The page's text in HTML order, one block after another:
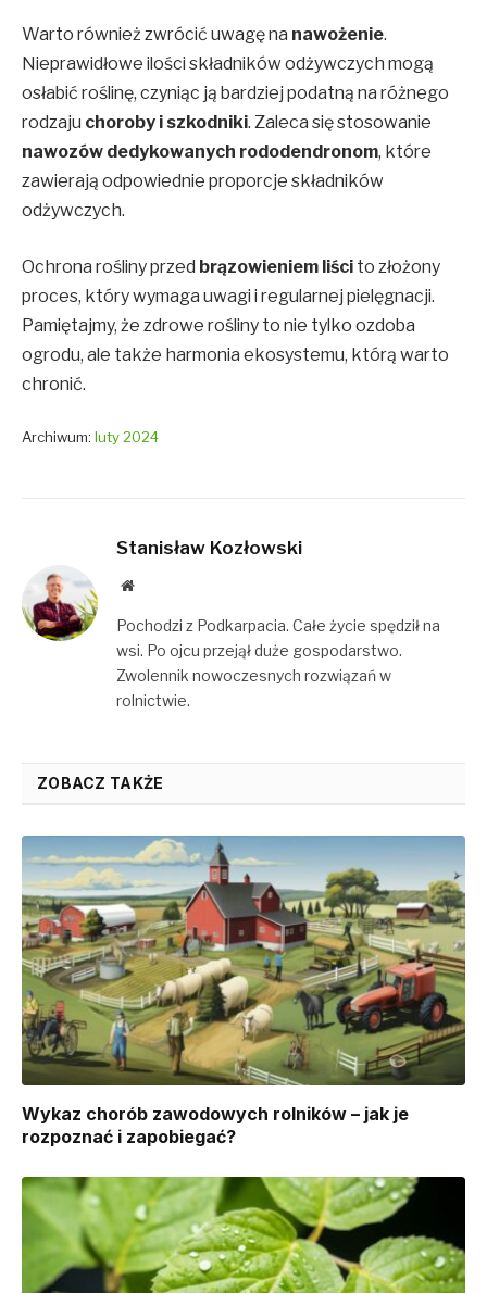
Warto również zwrócić uwagę na nawożenie.
Nieprawidłowe ilości składników odżywczych mogą
osłabić roślinę, czyniąc ją bardziej podatną na różnego
rodzaju choroby i szkodniki. Zaleca się stosowanie
nawozów dedykowanych rododendronom, które
zawierają odpowiednie proporcje składników
odżywczych.
Ochrona rośliny przed brązowieniem liści to złożony
proces, który wymaga uwagi i regularnej pielęgnacji.
Pamiętajmy, że zdrowe rośliny to nie tylko ozdoba
ogrodu, ale także harmonia ekosystemu, którą warto
chronić.
Archiwum: luty 2024
Stanisław Kozłowski
Website
Pochodzi z Podkarpacia. Całe życie spędził na
wsi. Po ojcu przejął duże gospodarstwo.
Zwolennik nowoczesnych rozwiązań w
rolnictwie.
ZOBACZ TAKŻE
Wykaz chorób zawodowych rolników – jak je
rozpoznać i zapobiegać?